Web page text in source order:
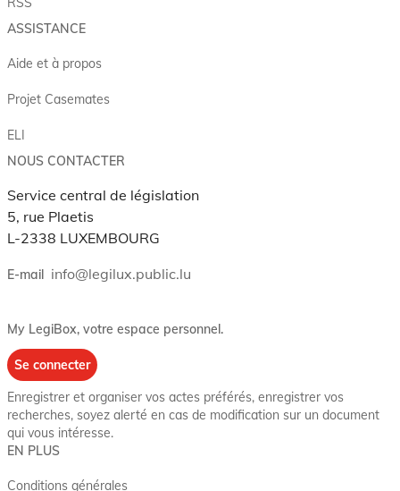
ASSISTANCE
Aide et à propos
Projet Casemates
ELI
NOUS CONTACTER
Service central de législation
5, rue Plaetis
L-2338 LUXEMBOURG
E-mail info@legilux.public.lu
My LegiBox, votre espace personnel.
Se connecter
Enregistrer et organiser vos actes préférés, enregistrer vos
recherches, soyez alerté en cas de modification sur un document
qui vous intéresse.
EN PLUS
Conditions générales